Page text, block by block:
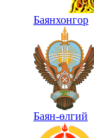
Баянхонгор
Баян-өлгий